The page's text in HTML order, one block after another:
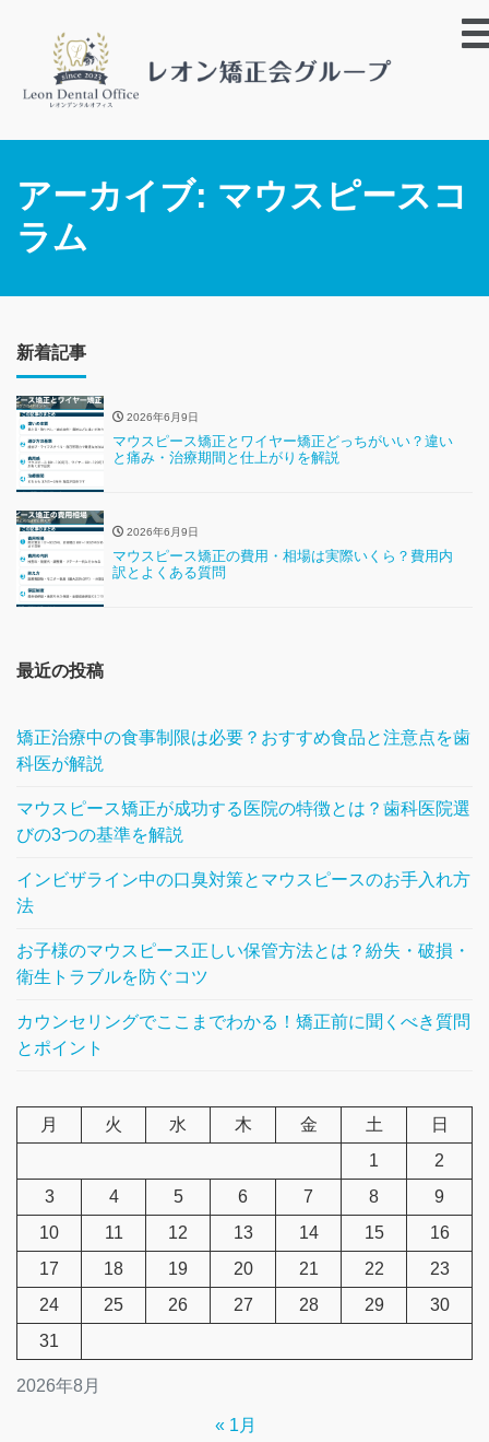
アーカイブ: マウスピースコ
ラム
新着記事
2026年6月9日
マウスピース矯正とワイヤー矯正どっちがいい？違い
と痛み・治療期間と仕上がりを解説
2026年6月9日
マウスピース矯正の費用・相場は実際いくら？費用内
訳とよくある質問
最近の投稿
矯正治療中の食事制限は必要？おすすめ食品と注意点を歯
科医が解説
マウスピース矯正が成功する医院の特徴とは？歯科医院選
びの3つの基準を解説
インビザライン中の口臭対策とマウスピースのお手入れ方
法
お子様のマウスピース正しい保管方法とは？紛失・破損・
衛生トラブルを防ぐコツ
カウンセリングでここまでわかる！矯正前に聞くべき質問
とポイント
2026年8月
月 火 水 木 金 土
日
1
2
3
4 5 6 7 8
9
10
11 12 13 14 15
16
17
18 19 20 21 22
23
24
25 26 27 28 29
30
31
« 1月